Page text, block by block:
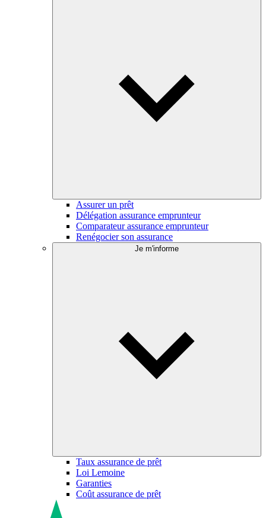
Assurer un prêt
Délégation assurance emprunteur
Comparateur assurance emprunteur
Renégocier son assurance
Je m'informe
Taux assurance de prêt
Loi Lemoine
Garanties
Coût assurance de prêt